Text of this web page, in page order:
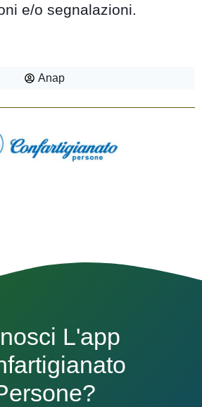
e/o segnalazioni.
Anap
L'app